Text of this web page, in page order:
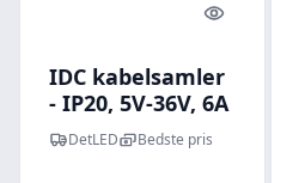
Quick look
IDC kabelsamler
- IP20, 5V-36V, 6A
DetLED Bedste pris